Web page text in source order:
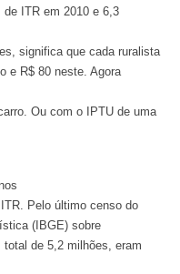
ITR em 2010 e 6,3
significa que cada ruralista
e R$ 80 neste. Agora
Ou com o IPTU de uma
Pelo último censo do
(IBGE) sobre
de 5,2 milhões, eram